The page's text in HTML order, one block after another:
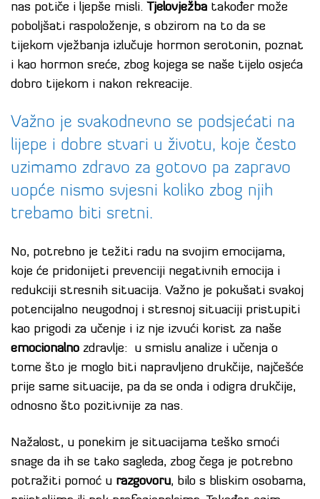
nas potiče i ljepše misli. Tjelovježba također može
poboljšati raspoloženje, s obzirom na to da se
tijekom vježbanja izlučuje hormon serotonin, poznat
i kao hormon sreće, zbog kojega se naše tijelo osjeća
dobro tijekom i nakon rekreacije.
Važno je svakodnevno se podsjećati na
lijepe i dobre stvari u životu, koje često
uzimamo zdravo za gotovo pa zapravo
uopće nismo svjesni koliko zbog njih
trebamo biti sretni.
No, potrebno je težiti radu na svojim emocijama,
koje će pridonijeti prevenciji negativnih emocija i
redukciji stresnih situacija. Važno je pokušati svakoj
potencijalno neugodnoj i stresnoj situaciji pristupiti
kao prigodi za učenje i iz nje izvući korist za naše
emocionalno zdravlje: u smislu analize i učenja o
tome što je moglo biti napravljeno drukčije, najčešće
prije same situacije, pa da se onda i odigra drukčije,
odnosno što pozitivnije za nas.
Nažalost, u ponekim je situacijama teško smoći
snage da ih se tako sagleda, zbog čega je potrebno
potražiti pomoć u razgovoru, bilo s bliskim osobama,